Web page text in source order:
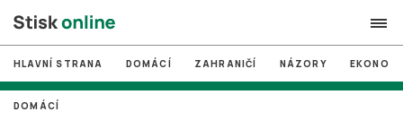
search
# MUNI
HLAVNÍ STRANA DOMÁCÍ ZAHRANIČÍ NÁZORY
DOMÁCÍ